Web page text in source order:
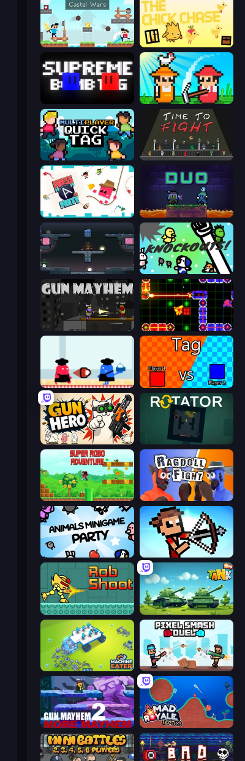
Castle Wars The Chick Chase
Farmer Challenge Party
Multiplayer Quick Tag Time to Fight
Press A to Party Duo
Arena KNOCKOUTS!
Gun Mayhem LazerGrrl
Clash of Cakes 2 Player Tag
Gun Hero: Cat Survival Rotator
Super Robo - Adventure Ragdoll Fight
Animals Minigame Party Stick Archers Battle
RobShoot Tank Wars
Machine Eater Pixel Smash Duel
Gun Mayhem 2 Mad Royale Tactics